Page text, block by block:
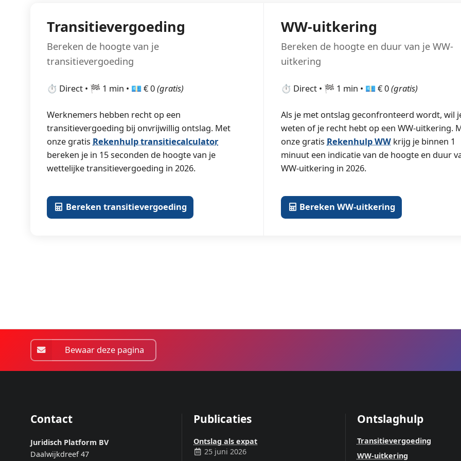
Transitievergoeding
Bereken de hoogte van je
transitievergoeding
⏱️ Direct • 🏁 1 min • 💶 € 0(gratis)
Werknemers hebben recht op een
transitievergoeding bij onvrijwillig ontslag. Met
onze gratis Rekenhulp transitiecalculator
bereken je in 15 seconden de hoogte van je
wettelijke transitievergoeding in 2026.
Bereken transitievergoeding
WW-uitkering
Bereken de hoogte en duur van je WW-
uitkering
⏱️ Direct • 🏁 1 min • 💶 € 0(gratis)
Als je met ontslag geconfronteerd wordt, wil
weten of je recht hebt op een WW-uitkering.
onze gratis Rekenhulp WW krijg je binnen 1
minuut een indicatie van de hoogte en duur
WW-uitkering in 2026.
Bereken WW-uitkering
Bewaar deze pagina
Contact
Juridisch Platform BV
Daalwijkdreef 47
Publicaties
Ontslag als expat
25 juni 2026
Ontslaghulp
Transitievergoeding
WW-uitkering